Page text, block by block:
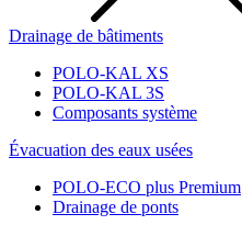
Drainage de bâtiments
POLO-KAL XS
POLO-KAL 3S
Composants système
Évacuation des eaux usées
POLO-ECO plus Premium
Drainage de ponts